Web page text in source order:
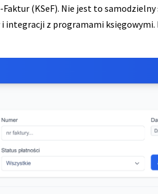
(KSeF). Nie jest to
z programami